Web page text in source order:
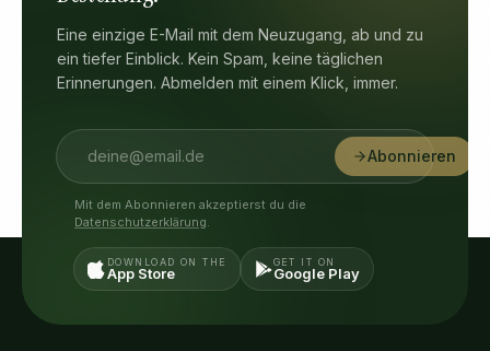
Eine einzige E-Mail mit dem Neuzugang, ab und zu
ein tiefer Einblick. Kein Spam, keine täglichen
Erinnerungen. Abmelden mit einem Klick, immer.
Abonnieren
Mit dem Abonnieren akzeptierst du die
Datenschutzerklärung.
DOWNLOAD ON THE
App Store
GET IT ON
Google Play